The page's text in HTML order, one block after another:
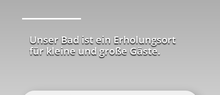
Unser Bad ist ein Erholungsort
für kleine und große Gäste.